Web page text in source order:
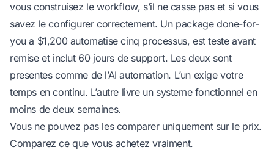
vous construisez le workflow, s’il ne casse pas et si vous
savez le configurer correctement. Un package done-for-
you a $1,200 automatise cinq processus, est teste avant
remise et inclut 60 jours de support. Les deux sont
presentes comme de l’AI automation. L’un exige votre
temps en continu. L’autre livre un systeme fonctionnel en
moins de deux semaines.
Vous ne pouvez pas les comparer uniquement sur le prix.
Comparez ce que vous achetez vraiment.